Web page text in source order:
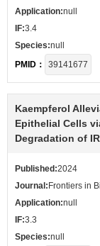
Application:null
IF:3.4
Species:null
PMID：
39141677
Kaempferol
Epithelial Cells
Degradation of
Published:2024
Journal: Frontiers in
Application:null
IF:3.3
Species:null